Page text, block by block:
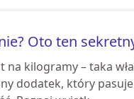
Oto ten
kilogramy – taka
dodatek, który